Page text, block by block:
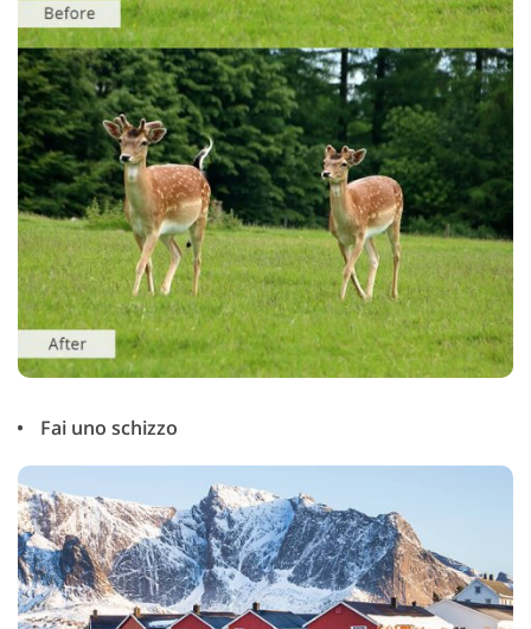
Fai uno schizzo